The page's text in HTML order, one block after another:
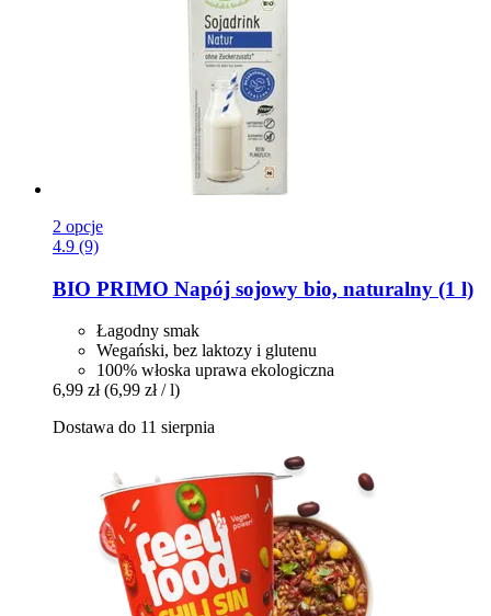
2 opcje
4.9 (9)
BIO PRIMO Napój sojowy bio, naturalny (1 l)
Łagodny smak
Wegański, bez laktozy i glutenu
100% włoska uprawa ekologiczna
6,99 zł (6,99 zł / l)
Dostawa do 11 sierpnia